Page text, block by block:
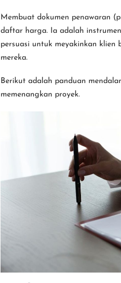
Membuat dokumen penawaran
daftar harga. Ia adalah
persuasi untuk meyakinkan klien
mereka.
Berikut adalah panduan
memenangkan proyek.